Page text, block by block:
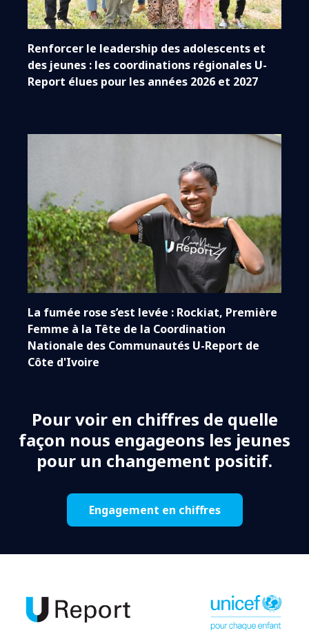
Renforcer le leadership des adolescents et
des jeunes : les coordinations régionales U-
Report élues pour les années 2026 et 2027
La fumée rose s’est levée : Rockiat, Première
Femme à la Tête de la Coordination
Nationale des Communautés U-Report de
Côte d'Ivoire
Pour voir en chiffres de quelle
façon nous engageons les jeunes
pour un changement positif.
Engagement en chiffres